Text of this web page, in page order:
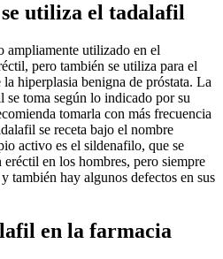
utiliza el tadalafil
ampliamente utilizado en el
pero también se utiliza para el
hiperplasia benigna de próstata. La
se toma según lo indicado por su
tomarla con más frecuencia
se receta bajo el nombre
activo es el sildenafilo, que se
en los hombres, pero siempre
también hay algunos defectos en sus
en la farmacia